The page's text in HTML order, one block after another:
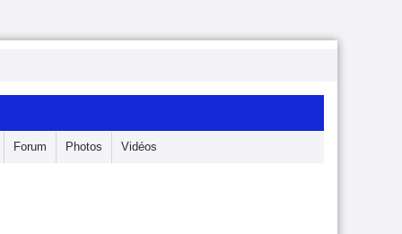
Forum Photos Vidéos